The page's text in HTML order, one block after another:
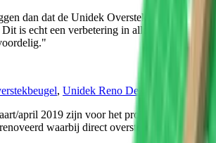
dan dat de Unidek Overstekbeugel een
is echt een verbetering in alle opzichten.
, Unidek Reno Dek
april 2019 zijn voor het project 18
waarbij direct overstek gegenereerd